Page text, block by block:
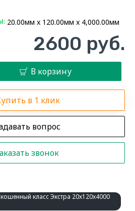
20.00мм x 120.00мм x 4,000.00мм
2600 руб.
В корзину
в 1 клик
вопрос
звонок
класс Экстра 20x120x4000